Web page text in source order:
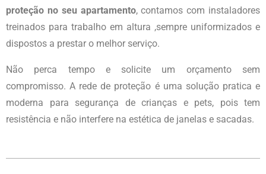
proteção no seu apartamento, contamos com instaladores
treinados para trabalho em altura ,sempre uniformizados e
dispostos a prestar o melhor serviço.
Não perca tempo e solicite um orçamento sem
compromisso. A rede de proteção é uma solução pratica e
moderna para segurança de crianças e pets, pois tem
resistência e não interfere na estética de janelas e sacadas.